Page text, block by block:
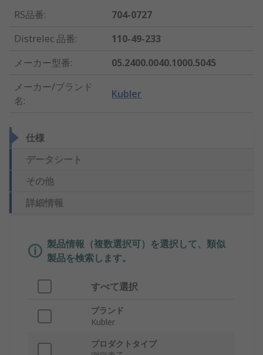
RS品番:
704-0727
Distrelec 品番:
110-49-233
メーカー型番:
05.2400.0040.1000.5045
メーカー/ブランド
名:
Kubler
仕様
データシート
その他
詳細情報
製品情報（複数選択可）を選択して、類似
製品を検索します。
すべて選択
ブランド
Kubler
プロダクトタイプ